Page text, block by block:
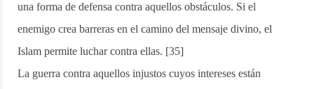
una forma de defensa contra aquellos obstáculos. Si el
enemigo crea barreras en el camino del mensaje divino, el
Islam permite luchar contra ellas. [35]
La guerra contra aquellos injustos cuyos intereses están